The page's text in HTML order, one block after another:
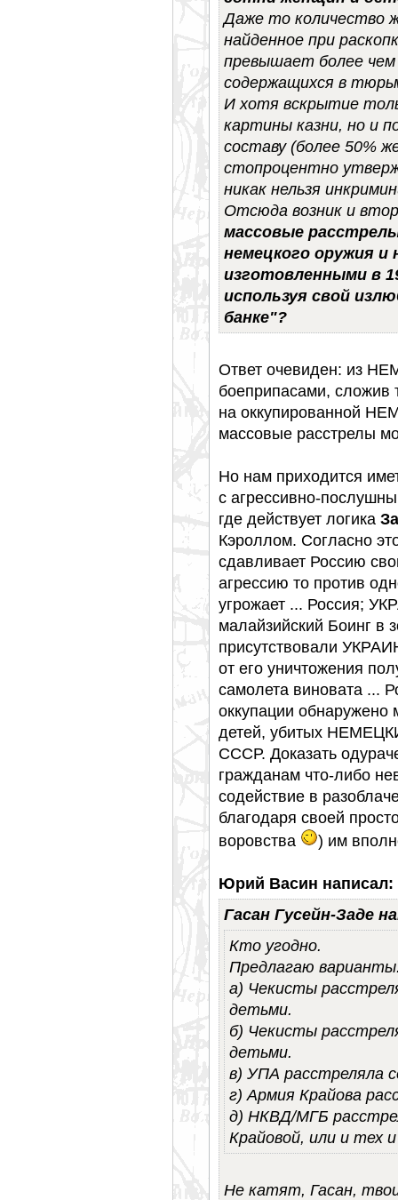
Даже то количество
найденное при
превышает более чем
содержащихся в
И хотя вскрытие
картины казни, но и
составу (более 50%
стопроцентно
никак нельзя
Отсюда возник и
массовые
немецкого оружия и
изготовленными в
используя свой
банке"?
Ответ очевиден: из
боеприпасами,
на оккупированной
массовые расстрелы
Но нам приходится
с агрессивно-
где действует логика
Кэроллом. Согласно
сдавливает Россию
агрессию то против
угрожает ... Россия;
малайзийский Боинг в
присутствовали
от его уничтожения
самолета виновата ...
оккупации
детей, убитых
СССР. Доказать
гражданам что-либо
содействие в
благодаря своей
воровства
) им
Юрий Васин написал:
Гасан Гусейн-Заде
Кто угодно.
Предлагаю
а) Чекисты
детьми.
б) Чекисты
детьми.
в) УПА расстреляла
г) Армия Крайова
д) НКВД/МГБ
Крайовой, или и тех и
Не катят, Гасан,